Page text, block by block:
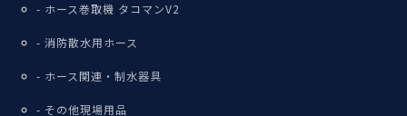
ホース巻取機 タコマンV2
消防散水用ホース
ホース関連・制水器具
その他現場用品